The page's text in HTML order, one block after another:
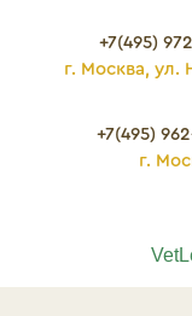
+7(495)
г. Москва,
+7(495)
г.